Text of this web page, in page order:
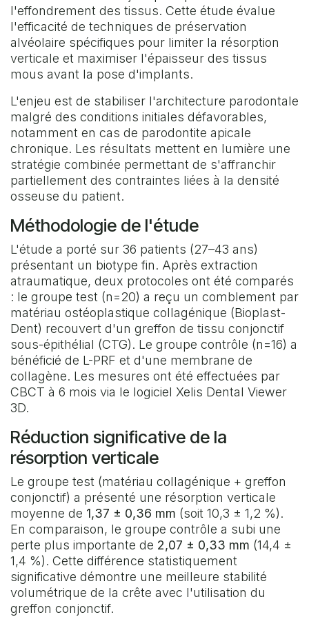
l'effondrement des tissus. Cette étude évalue
l'efficacité de techniques de préservation
alvéolaire spécifiques pour limiter la résorption
verticale et maximiser l'épaisseur des tissus
mous avant la pose d'implants.
L'enjeu est de stabiliser l'architecture parodontale
malgré des conditions initiales défavorables,
notamment en cas de parodontite apicale
chronique. Les résultats mettent en lumière une
stratégie combinée permettant de s'affranchir
partiellement des contraintes liées à la densité
osseuse du patient.
Méthodologie de l'étude
L'étude a porté sur 36 patients (27–43 ans)
présentant un biotype fin. Après extraction
atraumatique, deux protocoles ont été comparés
: le groupe test (n=20) a reçu un comblement par
matériau ostéoplastique collagénique (Bioplast-
Dent) recouvert d'un greffon de tissu conjonctif
sous-épithélial (CTG). Le groupe contrôle (n=16) a
bénéficié de L-PRF et d'une membrane de
collagène. Les mesures ont été effectuées par
CBCT à 6 mois via le logiciel Xelis Dental Viewer
3D.
Réduction significative de la
résorption verticale
Le groupe test (matériau collagénique + greffon
conjonctif) a présenté une résorption verticale
moyenne de 1,37 ± 0,36 mm (soit 10,3 ± 1,2 %).
En comparaison, le groupe contrôle a subi une
perte plus importante de 2,07 ± 0,33 mm (14,4 ±
1,4 %). Cette différence statistiquement
significative démontre une meilleure stabilité
volumétrique de la crête avec l'utilisation du
greffon conjonctif.